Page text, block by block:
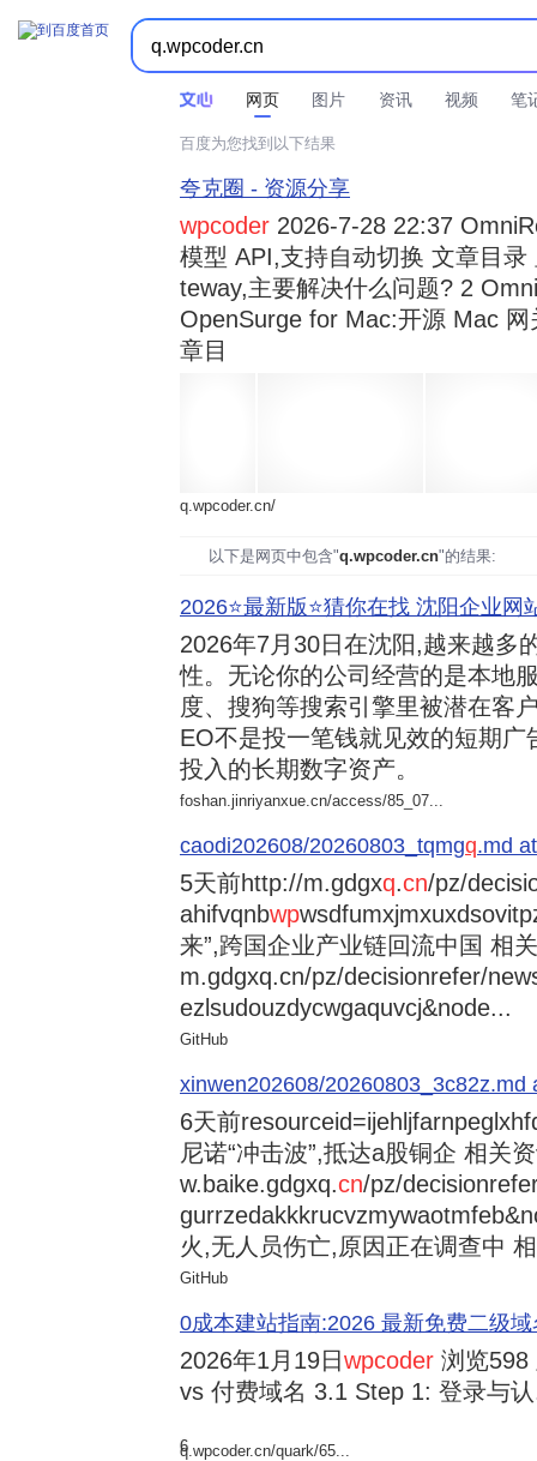
网页 图片 资讯 视频 笔
时间不限  所有网页和文件  站点内检索 
百度为您找到以下结果
夸克圈 - 资源分享
wpcoder 2026-7-28 22:37
模型 API,支持自动切换 文章目
teway,主要解决什么问题? 2
OpenSurge for Mac:开源 Mac
章目
q.wpcoder.cn/
以下是网页中包含"q.wpcoder.cn"的结果:
2026⭐️最新版⭐️猜你在找 沈阳企业网
2026年7月30日在沈阳,越来越多
性。无论你的公司经营的是本地
度、搜狗等搜索引擎里被潜在客
EO不是投一笔钱就见效的短期
投入的长期数字资产。
foshan.jinriyanxue.cn/access/85_07...
caodi202608/20260803_tqmgq.md
5天前http://m.gdgxq.cn/pz/
ahifvqnbwp
来”,跨国企业产业链回流中国 相
m.gdgxq.cn/pz/decisionrefer/
ezlsudouzdycwgaquvcj&node...
GitHub
xinwen202608/20260803_3c82z.md
6天前
尼诺“冲击波”,抵达a股铜企 相关
w.baike.gdgxq.cn/pz/
火,无人员伤亡,原因正在调查中
GitHub
0成本建站指南:2026 最新免费二级
2026年1月19日wpcoder 浏览598
vs 付费域名 3.1 Step 1: 登录与
6
q.wpcoder.cn/quark/65...